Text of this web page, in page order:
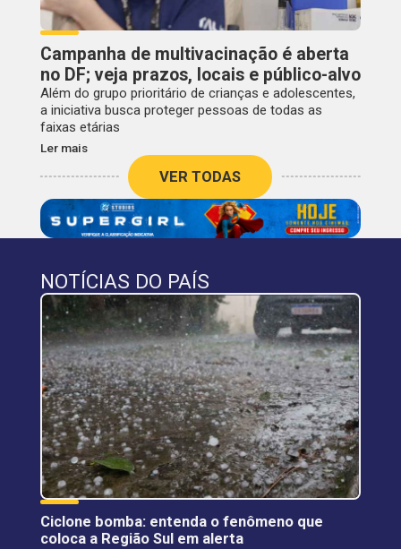
Campanha de multivacinação é aberta
no DF; veja prazos, locais e público-alvo
Além do grupo prioritário de crianças e adolescentes,
a iniciativa busca proteger pessoas de todas as
faixas etárias
Ler mais
VER TODAS
NOTÍCIAS DO PAÍS
Ciclone bomba: entenda o fenômeno que
coloca a Região Sul em alerta